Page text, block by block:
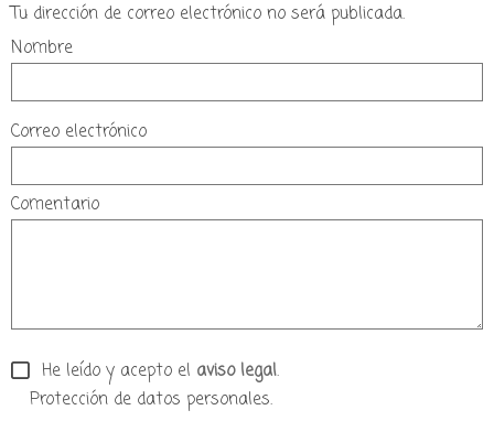
Tu dirección de correo electrónico no será publicada.
Nombre
Correo electrónico
Comentario
He leído y acepto el aviso legal.
Protección de datos personales.